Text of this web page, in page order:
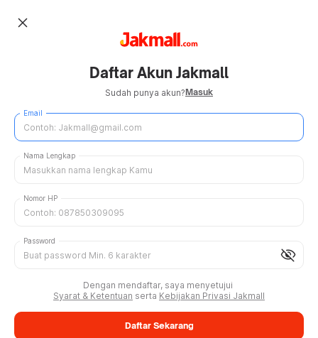
close
Daftar Akun Jakmall
Sudah punya akun?Masuk
Email
Nama Lengkap
Nomor HP
visibility_off
Password
Dengan mendaftar, saya menyetujui
Syarat & Ketentuan serta Kebijakan Privasi Jakmall
Daftar Sekarang